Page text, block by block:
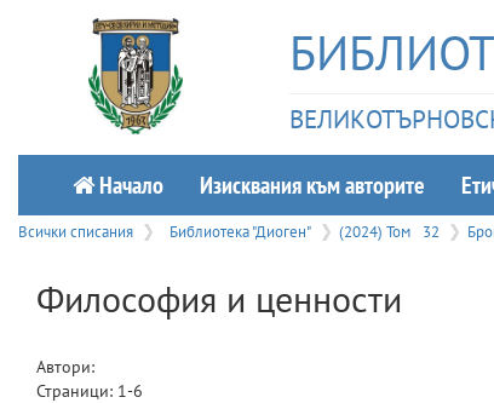
Начало Изисквания към авторите
Всички списания Библиотека "Диоген" (2024) Том 32
Философия и ценности
Автори:
Страници: 1-6